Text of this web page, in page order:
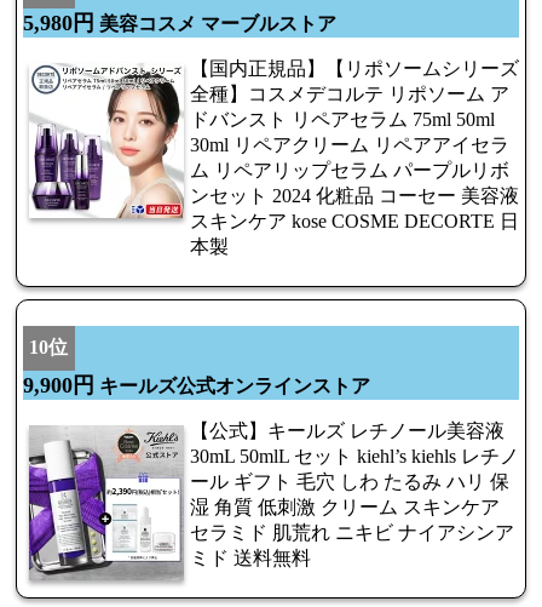
5,980円 美容コスメ マーブルストア
【国内正規品】【リポソームシリーズ
全種】コスメデコルテ リポソーム ア
ドバンスト リペアセラム 75ml 50ml
30ml リペアクリーム リペアアイセラ
ム リペアリップセラム パープルリボ
ンセット 2024 化粧品 コーセー 美容液
スキンケア kose COSME DECORTE 日
本製
10位
9,900円 キールズ公式オンラインストア
【公式】キールズ レチノール美容液
30mL 50mlL セット kiehl’s kiehls レチノ
ール ギフト 毛穴 しわ たるみ ハリ 保
湿 角質 低刺激 クリーム スキンケア
セラミド 肌荒れ ニキビ ナイアシンア
ミド 送料無料